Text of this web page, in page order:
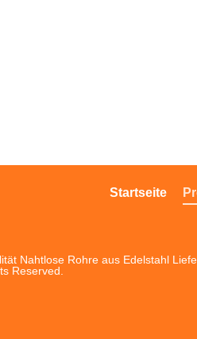
Startseite
Nahtlose Rohre aus Edelstahl
Reserved.